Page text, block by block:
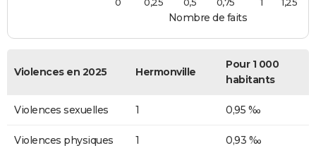
Nombre de faits
0
1
0,25 0,5 0,75 1,25
Violences en 2025 Hermonville
Pour 1 000
habitants
Violences sexuelles 1 0,95 ‰
Violences physiques
1 0,93 ‰